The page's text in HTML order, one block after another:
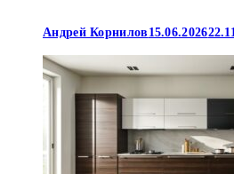
Андрей Корнилов 15.06.2026